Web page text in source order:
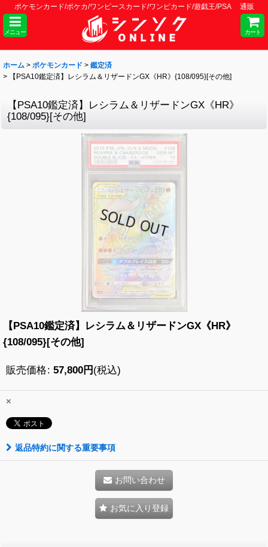
ポケモンカード/ポケカ/ワンピースカード/ワンピカード/遊戯王/PSA 通販
メニュー カート
ホーム > ポケモンカード > 鑑定済
>
【PSA10鑑定済】レシラム＆リザードンGX《HR》{108/095}[その他]
【PSA10鑑定済】レシラム＆リザードンGX《HR》
{108/095}[その他]
【PSA10鑑定済】レシラム＆リザードンGX《HR》
{108/095}[その他]
販売価格: 57,800円 (税込)
×
返品特約に関する重要事項
お問い合わせ
お気に入り登録